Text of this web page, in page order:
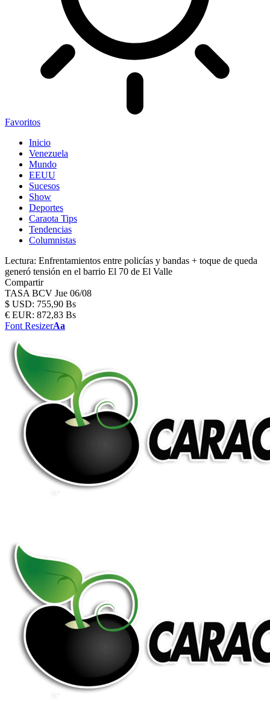
Favoritos
Inicio
Venezuela
Mundo
EEUU
Sucesos
Show
Deportes
Caraota Tips
Tendencias
Columnistas
Lectura: Enfrentamientos entre policías y bandas + toque de queda
generó tensión en el barrio El 70 de El Valle
Compartir
TASA BCV Jue 06/08
$ USD: 755,90 Bs
€ EUR: 872,83 Bs
Font ResizerAa